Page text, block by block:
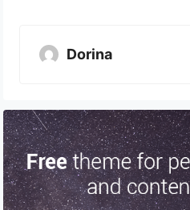
Dorina